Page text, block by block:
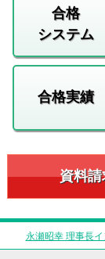
合格
システム
合格実績
資料請
永瀬昭幸 理事長